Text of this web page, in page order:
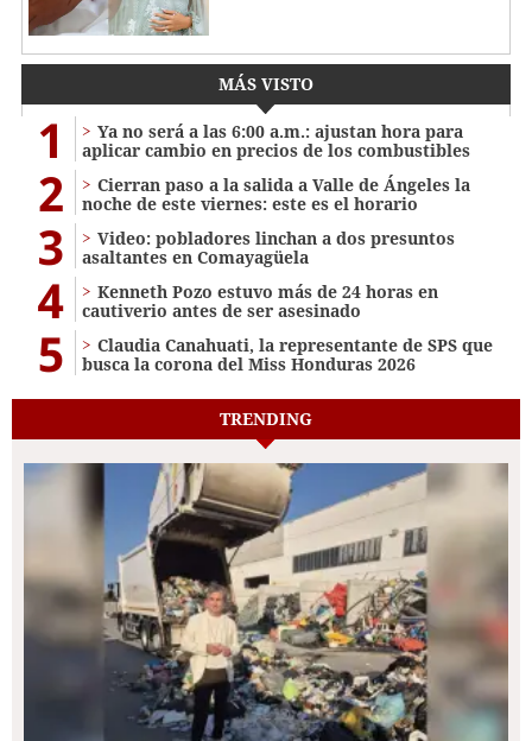
MÁS VISTO
1
Ya no será a las 6:00 a.m.: ajustan hora para
aplicar cambio en precios de los combustibles
2
Cierran paso a la salida a Valle de Ángeles la
noche de este viernes: este es el horario
3
Video: pobladores linchan a dos presuntos
asaltantes en Comayagüela
4
Kenneth Pozo estuvo más de 24 horas en
cautiverio antes de ser asesinado
5
Claudia Canahuati, la representante de SPS que
busca la corona del Miss Honduras 2026
TRENDING